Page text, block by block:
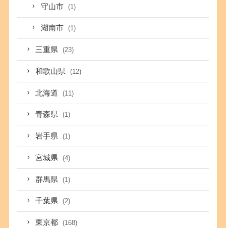
守山市 (1)
湖南市 (1)
三重県 (23)
和歌山県 (12)
北海道 (11)
青森県 (1)
岩手県 (1)
宮城県 (4)
群馬県 (1)
千葉県 (2)
東京都 (168)